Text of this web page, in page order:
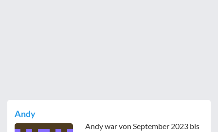
Andy
Andy war von September 2023 bis